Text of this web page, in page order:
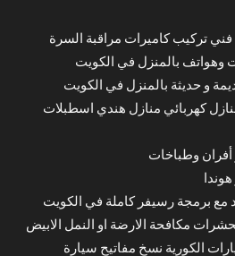
فني تركيب كاميرات مراقبة السرة
وهواتف بالمنزل في الكويت
و حديثة بالمنزل في الكويت
كهربائي منازل هندي اسطبلات
وطباخات
مع برمجة رسيفر كاملة في الكويت
مكافحة الارضة او النمل الابيض
الكورية نسخ مفاتيح سيارة